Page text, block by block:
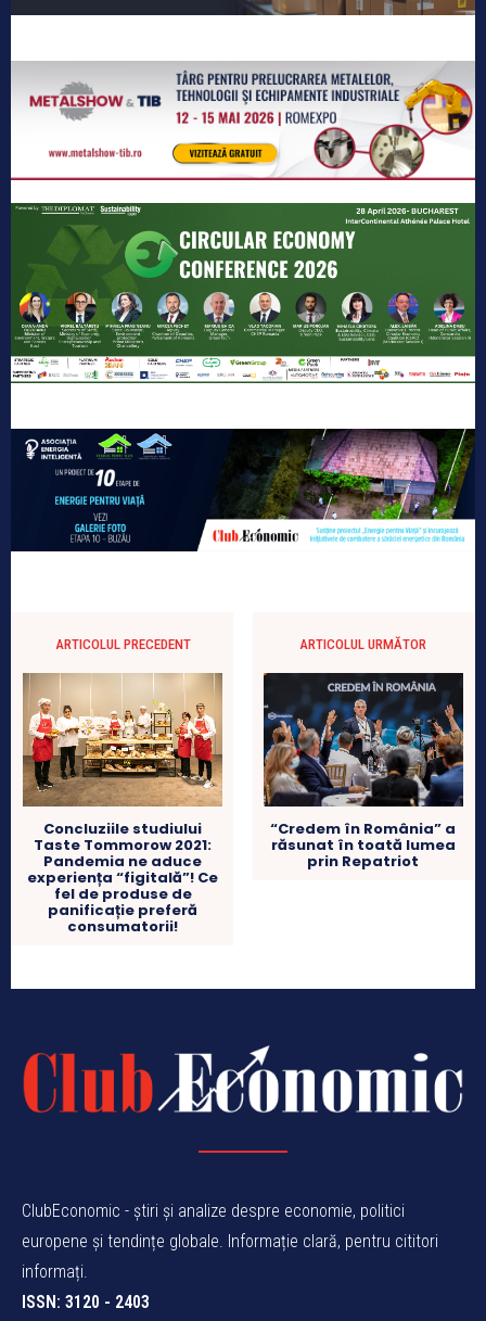
ARTICOLUL PRECEDENT
Concluziile studiului
Taste Tommorow 2021:
Pandemia ne aduce
experiența “figitală”! Ce
fel de produse de
panificație preferă
consumatorii!
ARTICOLUL URMĂTOR
“Credem în România” a
răsunat în toată lumea
prin Repatriot
ClubEconomic - știri și analize despre economie, politici
europene și tendințe globale. Informație clară, pentru cititori
informați.
ISSN: 3120 - 2403